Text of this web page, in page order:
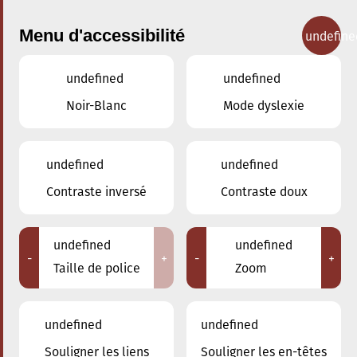
Concerts
Adresse
Menu d'accessibilité
undefined
Noir-Blanc
undefined
Mode dyslexie
undefined
Contraste inversé
undefined
Contraste doux
-
undefined
Taille de police
+ -
undefined
Zoom
+
undefined
Souligner les liens
undefined
Souligner les en-têtes